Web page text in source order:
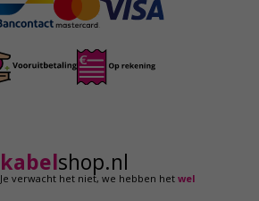
kabelshop.nl
Je verwacht het niet,we hebben hetwel